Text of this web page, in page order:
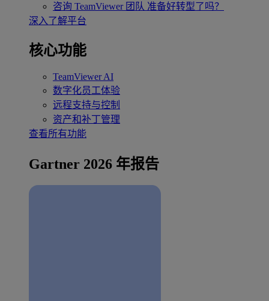
咨询 TeamViewer 团队 准备好转型了吗？
深入了解平台
核心功能
TeamViewer AI
数字化员工体验
远程支持与控制
资产和补丁管理
查看所有功能
Gartner 2026 年报告